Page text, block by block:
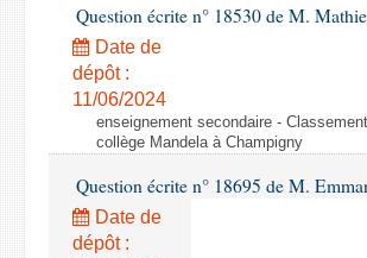
Question écrite n° 18530 de M.
Date de
dépôt :
11/06/2024
enseignement secondaire -
collège Mandela à Champigny
Question écrite n° 18695 de M.
Date de
dépôt :